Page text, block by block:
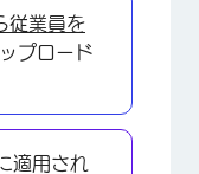
業員を
プロード
適用され